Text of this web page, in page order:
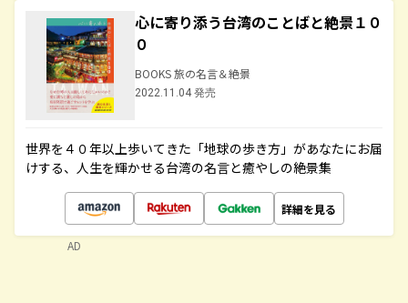
心に寄り添う台湾のことばと絶景１０
０
BOOKS 旅の名言＆絶景
2022.11.04 発売
世界を４０年以上歩いてきた「地球の歩き方」があなたにお届
けする、人生を輝かせる台湾の名言と癒やしの絶景集
詳細を見る
AD